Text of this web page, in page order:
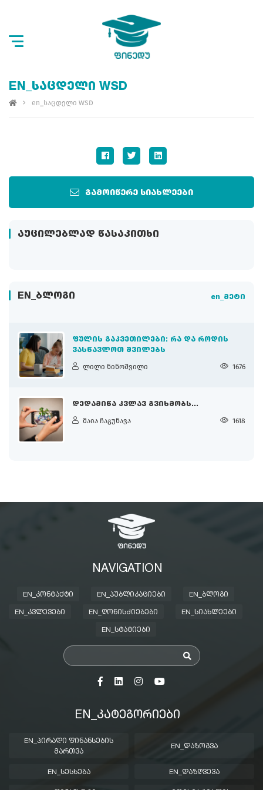
გამოიწერე სიახლეები
ᲐᲣᲪᲘᲚᲔᲑᲚᲐᲓ ᲬᲐᲡᲐᲙᲘᲗᲮᲘ
EN_ᲑᲚᲝᲒᲘ en_მეტი
ᲤᲣᲚᲘᲡ ᲒᲐᲙᲕᲔᲗᲘᲚᲔᲑᲘ: ᲠᲐ ᲓᲐ ᲠᲝᲓᲘᲡ
ᲕᲐᲡᲬᲐᲕᲚᲝᲗ ᲨᲕᲘᲚᲔᲑᲡ
ლილი ნინოშვილი 1676
ᲓᲔᲓᲐᲛᲘᲬᲐ ᲙᲕᲚᲐᲕ ᲒᲕᲘᲮᲛᲝᲑᲡ...
მაია ჩაგუნავა 1618
EN_ᲡᲐᲪᲓᲔᲚᲘ WSD
en_საცდელი WSD
NAVIGATION
EN_ᲙᲝᲜᲢᲐᲥᲢᲘ EN_ᲞᲣᲑᲚᲘᲙᲐᲪᲘᲔᲑᲘ EN_ᲑᲚᲝᲒᲘ
EN_ᲙᲕᲚᲔᲕᲔᲑᲘ EN_ᲦᲝᲜᲘᲡᲫᲘᲔᲑᲔᲑᲘ EN_ᲡᲘᲐᲮᲚᲔᲔᲑᲘ
EN_ᲡᲢᲐᲢᲘᲔᲑᲘ
EN_ᲙᲐᲢᲔᲒᲝᲠᲘᲔᲑᲘ
EN_ᲞᲘᲠᲐᲓᲘ ᲤᲘᲜᲐᲜᲡᲔᲑᲘᲡ
ᲛᲐᲠᲗᲕᲐ
EN_ᲓᲐᲖᲝᲒᲕᲐ
EN_ᲡᲔᲡᲮᲔᲑᲐ EN_ᲓᲐᲖᲦᲕᲔᲕᲐ